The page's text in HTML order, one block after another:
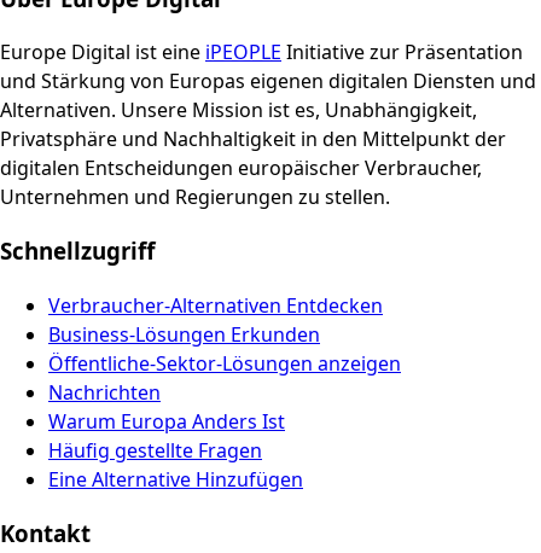
Europe Digital ist eine iPEOPLE Initiative zur Präsentation
und Stärkung von Europas eigenen digitalen Diensten und
Alternativen. Unsere Mission ist es, Unabhängigkeit,
Privatsphäre und Nachhaltigkeit in den Mittelpunkt der
digitalen Entscheidungen europäischer Verbraucher,
Unternehmen und Regierungen zu stellen.
Schnellzugriff
Verbraucher-Alternativen Entdecken
Business-Lösungen Erkunden
Öffentliche-Sektor-Lösungen anzeigen
Nachrichten
Warum Europa Anders Ist
Häufig gestellte Fragen
Eine Alternative Hinzufügen
Kontakt